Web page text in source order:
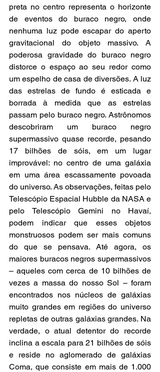
preta no centro representa o horizonte
de eventos do buraco negro, onde
nenhuma luz pode escapar do aperto
gravitacional do objeto massivo. A
poderosa gravidade do buraco negro
distorce o espaço ao seu redor como
um espelho de casa de diversões. A luz
das estrelas de fundo é esticada e
borrada à medida que as estrelas
passam pelo buraco negro. Astrônomos
descobriram um buraco negro
supermassivo quase recorde, pesando
17 bilhões de sóis, em um lugar
improvável: no centro de uma galáxia
em uma área escassamente povoada
do universo. As observações, feitas pelo
Telescópio Espacial Hubble da NASA e
pelo Telescópio Gemini no Havaí,
podem indicar que esses objetos
monstruosos podem ser mais comuns
do que se pensava. Até agora, os
maiores buracos negros supermassivos
– aqueles com cerca de 10 bilhões de
vezes a massa do nosso Sol – foram
encontrados nos núcleos de galáxias
muito grandes em regiões do universo
repletas de outras galáxias grandes. Na
verdade, o atual detentor do recorde
inclina a escala para 21 bilhões de sóis
e reside no aglomerado de galáxias
Coma, que consiste em mais de 1.000